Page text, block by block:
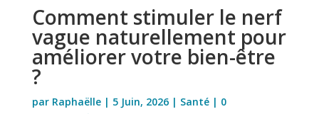
Comment stimuler le nerf
vague naturellement pour
améliorer votre bien-être
?
par Raphaëlle| 5 Juin, 2026| Santé| 0